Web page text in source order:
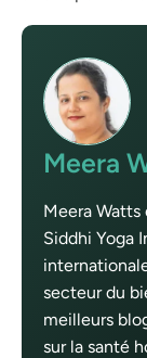
Meera
Meera
Siddhi Yoga
secteur du
meilleurs
sur la santé